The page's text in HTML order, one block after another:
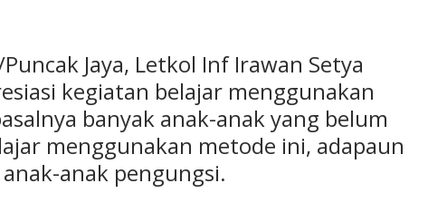
Jaya, Letkol Inf Irawan Setya
kegiatan belajar menggunakan
banyak anak-anak yang belum
menggunakan metode ini, adapaun
anak pengungsi.